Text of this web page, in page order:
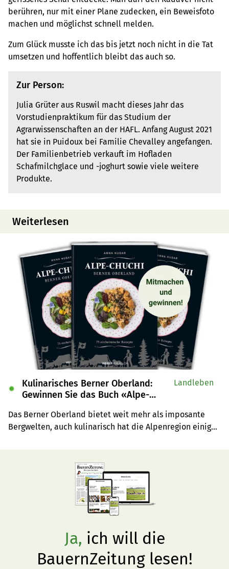
berühren, nur mit einer Plane zudecken, ein Beweisfoto
machen und möglichst schnell melden.
Zum Glück musste ich das bis jetzt noch nicht in die Tat
umsetzen und hoffentlich bleibt das auch so.
Zur Person:
Julia Grüter aus Ruswil macht dieses Jahr das
Vorstudienpraktikum für das Studium der
Agrarwissenschaften an der HAFL. Anfang August 2021
hat sie in Puidoux bei Familie Chevalley angefangen.
Der Familienbetrieb verkauft im Hofladen
Schafmilchglace und -joghurt sowie viele weitere
Produkte.
Weiterlesen
Kulinarisches Berner Oberland:
Gewinnen Sie das Buch «Alpe-
Das Berner Oberland bietet weit mehr als imposante
Bergwelten, auch kulinarisch hat die Alpenregion einiges
«Alpe-Chuchi – Berner Oberland» vom Weber Verlag.
✹
Landleben
Ja, ich will die
BauernZeitung lesen!